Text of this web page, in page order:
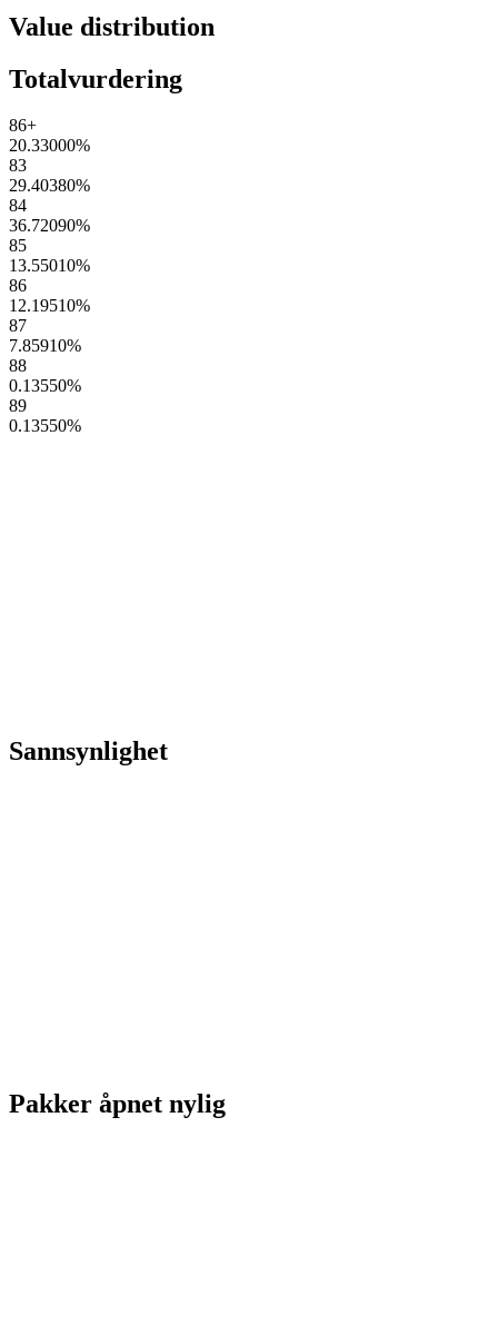
Value distribution
Totalvurdering
86+
20.33000%
83
29.40380%
84
36.72090%
85
13.55010%
86
12.19510%
87
7.85910%
88
0.13550%
89
0.13550%
Sannsynlighet
Pakker åpnet nylig